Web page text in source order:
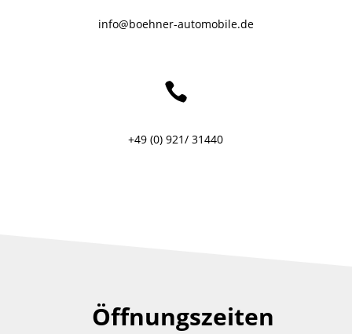
info@boehner-automobile.de

+49 (0) 921/ 31440
Öffnungszeiten